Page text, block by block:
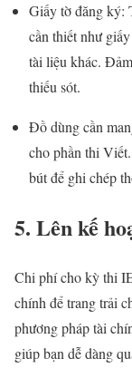
Giấy tờ đăng ký:
cần thiết như
tài liệu khác.
thiếu sót.
Đồ dùng cần
cho phần thi
bút để ghi chép
5. Lên kế
Chi phí cho kỳ thi
chính để trang trải
phương pháp tài
giúp bạn dễ dàng